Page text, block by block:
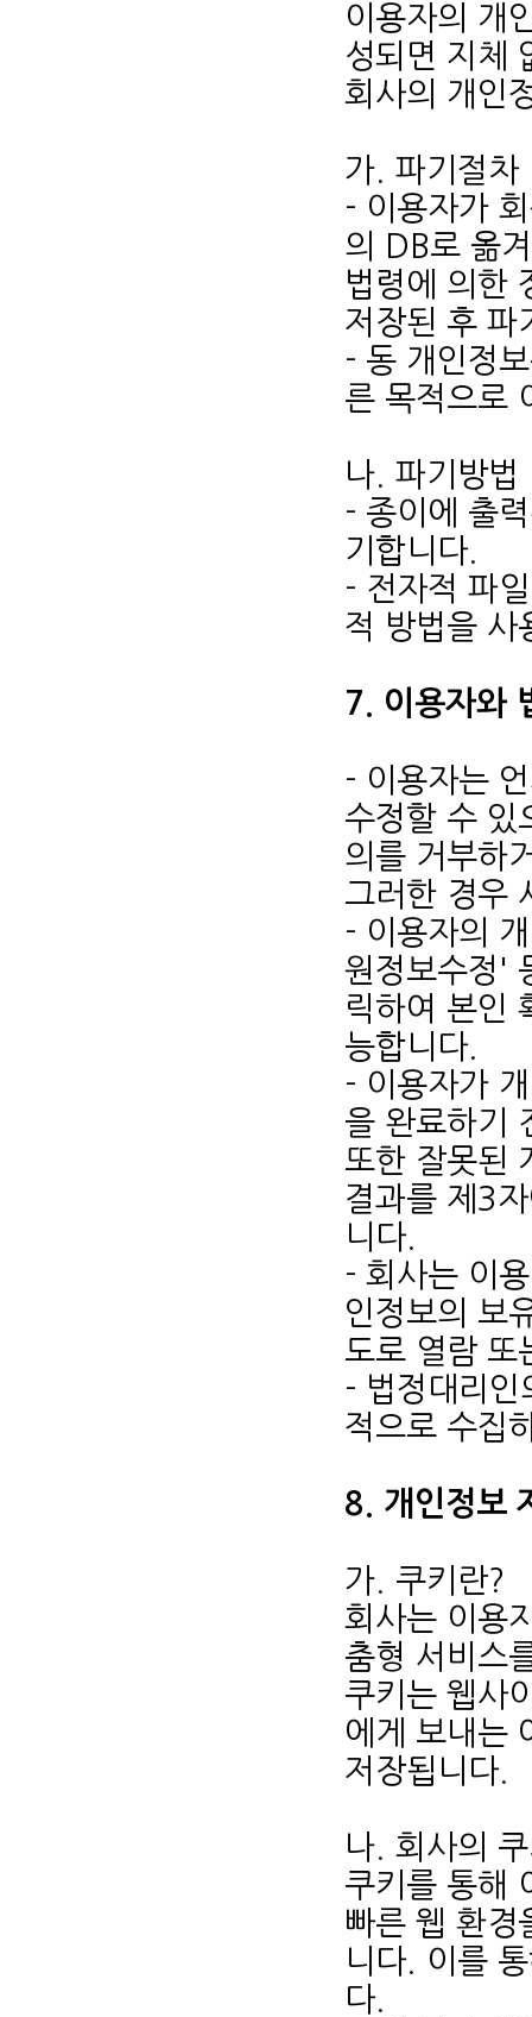
이용자의 개
성되면 지체
회사의 개인
가. 파기절차
- 이용자가
의 DB로 옮
법령에 의한
저장된 후 파
- 동 개인정
른 목적으로
나. 파기방법
- 종이에 출
기합니다.
- 전자적 파
적 방법을 사
7. 이용자와
- 이용자는
수정할 수 있
의를 거부하
그러한 경우
- 이용자의
원정보수정'
릭하여 본인
능합니다.
- 이용자가
을 완료하기
또한 잘못된
결과를 제3
니다.
- 회사는 이
인정보의 보
도로 열람 또
- 법정대리
적으로 수집
8. 개인정보
가. 쿠키란?
회사는 이용
춤형 서비스
쿠키는 웹사
에게 보내는
저장됩니다.
나. 회사의
쿠키를 통해
빠른 웹 환경
니다. 이를
다.